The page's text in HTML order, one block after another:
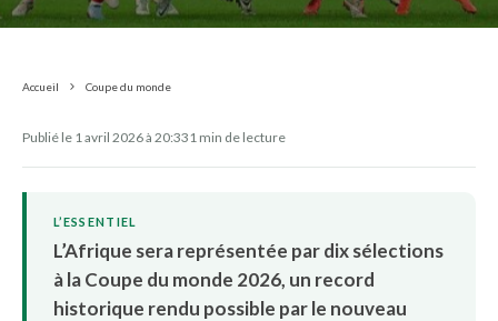
Accueil Coupe du monde
Publié le 1 avril 2026 à 20:331 min de lecture
L’ESSENTIEL
L’Afrique sera représentée par dix sélections
à la Coupe du monde 2026, un record
historique rendu possible par le nouveau